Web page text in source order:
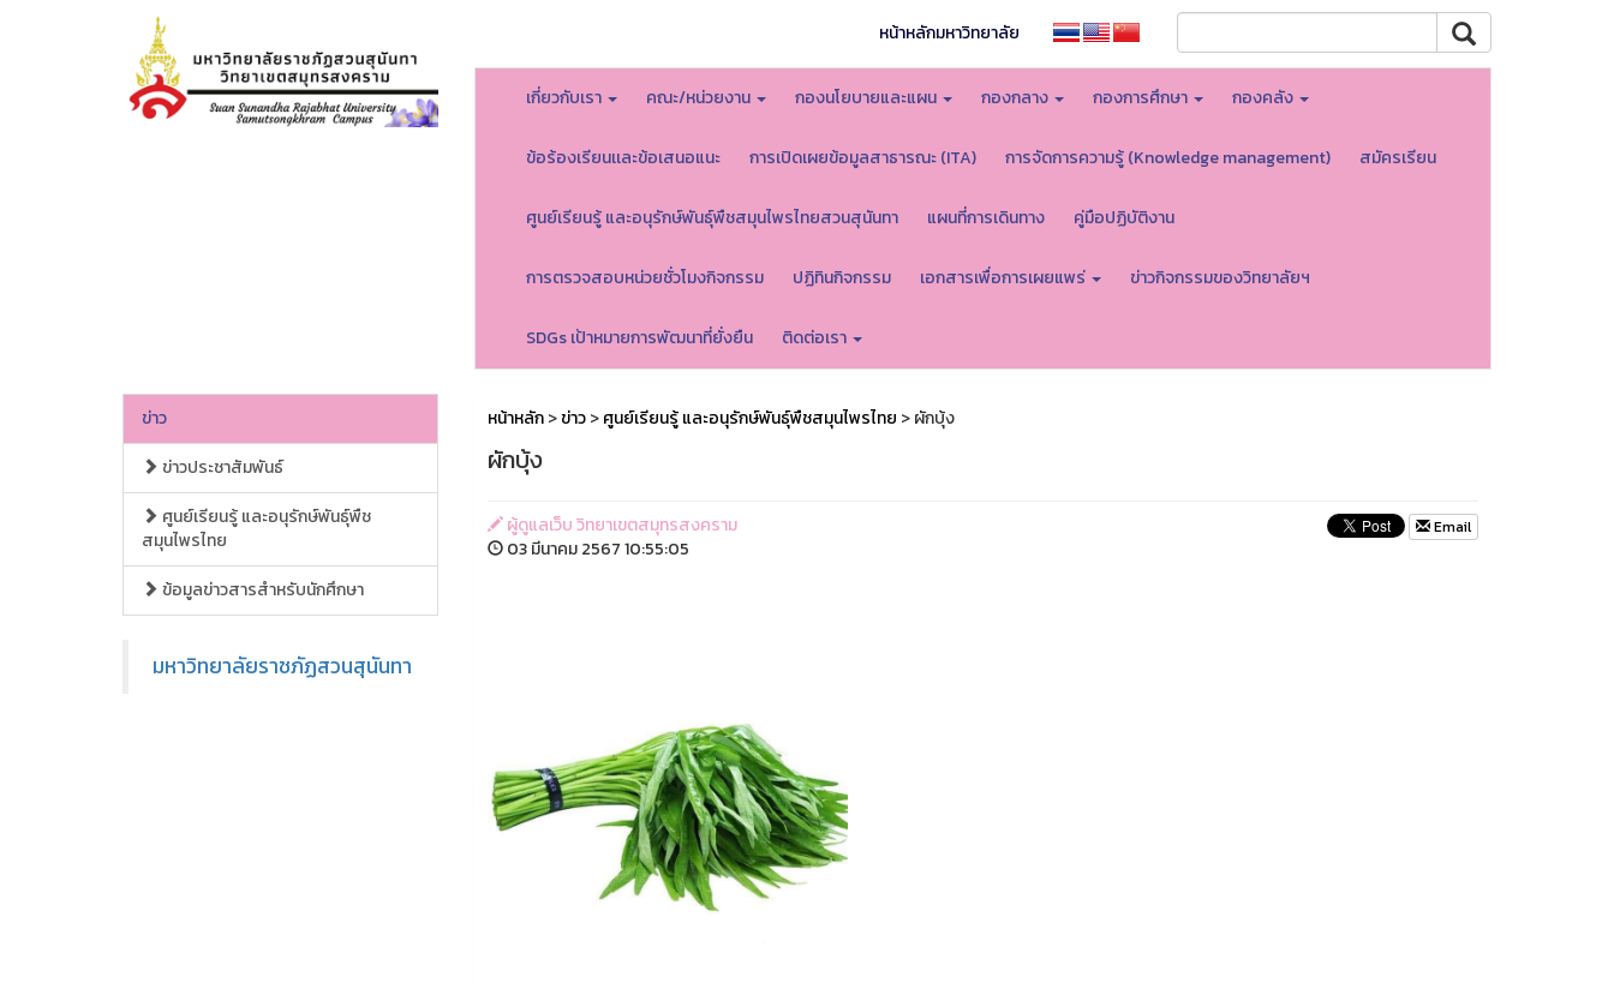
หน้าหลักมหาวิทยาลัย
เกี่ยวกับเรา คณะ/หน่วยงาน กองนโยบายและแผน กองกลาง กองการศึกษา กองคลัง
ข้อร้องเรียนเเละข้อเสนอแนะ การเปิดเผยข้อมูลสาธารณะ (ITA) การจัดการความรู้ (Knowledge management) สมัครเรียน
ศูนย์เรียนรู้ และอนุรักษ์พันธุ์พืชสมุนไพรไทยสวนสุนันทา แผนที่การเดินทาง คู่มือปฏิบัติงาน
การตรวจสอบหน่วยชั่วโมงกิจกรรม ปฏิทินกิจกรรม เอกสารเพื่อการเผยแพร่ ข่าวกิจกรรมของวิทยาลัยฯ
SDGs เป้าหมายการพัฒนาที่ยั่งยืน ติดต่อเรา
ข่าว
ข่าวประชาสัมพันธ์
ศูนย์เรียนรู้ และอนุรักษ์พันธุ์พืช
สมุนไพรไทย
ข้อมูลข่าวสารสำหรับนักศึกษา
มหาวิทยาลัยราชภัฏสวนสุนันทา
หน้าหลัก>ข่าว>ศูนย์เรียนรู้ และอนุรักษ์พันธุ์พืชสมุนไพรไทย > ผักบุ้ง
ผักบุ้ง
ผู้ดูแลเว็บ วิทยาเขตสมุทรสงคราม
03 มีนาคม 2567 10:55:05
Email